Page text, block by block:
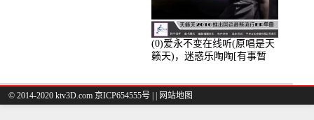
(0)爱永不变在线听(原唱是天
籁天)，迷惑乐陶陶[有事暂
© 2014-2020 ktv3D.com 京ICP654555号 | 网站地图